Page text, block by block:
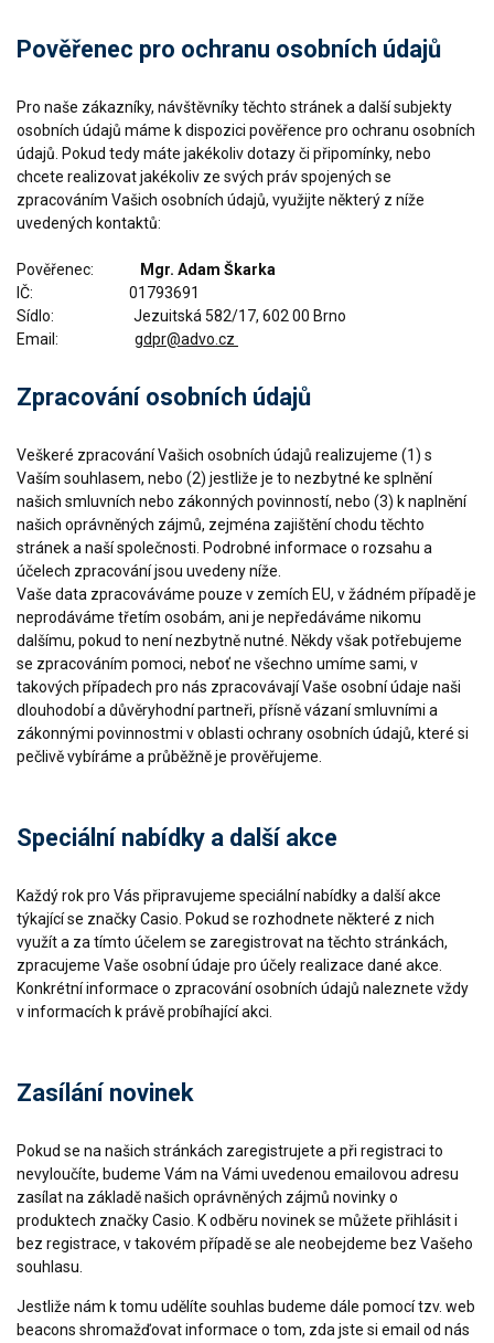
Pověřenec pro ochranu osobních údajů
Pro naše zákazníky, návštěvníky těchto stránek a další subjekty
osobních údajů máme k dispozici pověřence pro ochranu osobních
údajů. Pokud tedy máte jakékoliv dotazy či připomínky, nebo
chcete realizovat jakékoliv ze svých práv spojených se
zpracováním Vašich osobních údajů, využijte některý z níže
uvedených kontaktů:
Pověřenec: Mgr. Adam Škarka
IČ: 01793691
Sídlo: Jezuitská 582/17, 602 00 Brno
Email: gdpr@advo.cz
Zpracování osobních údajů
Veškeré zpracování Vašich osobních údajů realizujeme (1) s
Vaším souhlasem, nebo (2) jestliže je to nezbytné ke splnění
našich smluvních nebo zákonných povinností, nebo (3) k naplnění
našich oprávněných zájmů, zejména zajištění chodu těchto
stránek a naší společnosti. Podrobné informace o rozsahu a
účelech zpracování jsou uvedeny níže.
Vaše data zpracováváme pouze v zemích EU, v žádném případě je
neprodáváme třetím osobám, ani je nepředáváme nikomu
dalšímu, pokud to není nezbytně nutné. Někdy však potřebujeme
se zpracováním pomoci, neboť ne všechno umíme sami, v
takových případech pro nás zpracovávají Vaše osobní údaje naši
dlouhodobí a důvěryhodní partneři, přísně vázaní smluvními a
zákonnými povinnostmi v oblasti ochrany osobních údajů, které si
pečlivě vybíráme a průběžně je prověřujeme.
Speciální nabídky a další akce
Každý rok pro Vás připravujeme speciální nabídky a další akce
týkající se značky Casio. Pokud se rozhodnete některé z nich
využít a za tímto účelem se zaregistrovat na těchto stránkách,
zpracujeme Vaše osobní údaje pro účely realizace dané akce.
Konkrétní informace o zpracování osobních údajů naleznete vždy
v informacích k právě probíhající akci.
Zasílání novinek
Pokud se na našich stránkách zaregistrujete a při registraci to
nevyloučíte, budeme Vám na Vámi uvedenou emailovou adresu
zasílat na základě našich oprávněných zájmů novinky o
produktech značky Casio. K odběru novinek se můžete přihlásit i
bez registrace, v takovém případě se ale neobejdeme bez Vašeho
souhlasu.
Jestliže nám k tomu udělíte souhlas budeme dále pomocí tzv. web
beacons shromažďovat informace o tom, zda jste si email od nás